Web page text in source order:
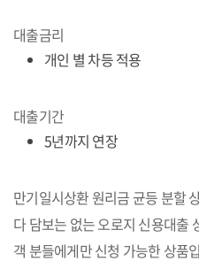
대출금리
개인 별 차등 적용
대출기간
5년까지 연장
만기일시상환 원리금 균등 분할
다 담보는 없는 오로지 신용대출
객 분들에게만 신청 가능한 상품